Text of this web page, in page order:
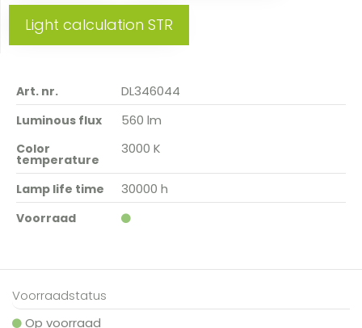
Light calculation STR
Art. nr. DL346044
Luminous flux 560 lm
Color
temperature
3000 K
Lamp life time 30000 h
Voorraad
Voorraadstatus
Op voorraad